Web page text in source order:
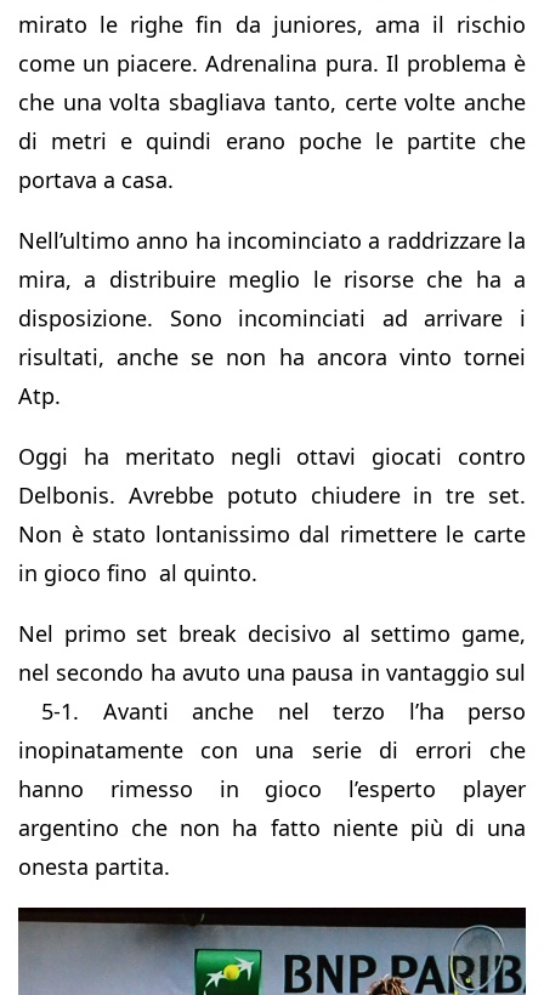
mirato le righe fin da juniores, ama il rischio
come un piacere. Adrenalina pura. Il problema è
che una volta sbagliava tanto, certe volte anche
di metri e quindi erano poche le partite che
portava a casa.
Nell’ultimo anno ha incominciato a raddrizzare la
mira, a distribuire meglio le risorse che ha a
disposizione. Sono incominciati ad arrivare i
risultati, anche se non ha ancora vinto tornei
Atp.
Oggi ha meritato negli ottavi giocati contro
Delbonis. Avrebbe potuto chiudere in tre set.
Non è stato lontanissimo dal rimettere le carte
in gioco fino al quinto.
Nel primo set break decisivo al settimo game,
nel secondo ha avuto una pausa in vantaggio sul
5-1. Avanti anche nel terzo l’ha perso
inopinatamente con una serie di errori che
hanno rimesso in gioco l’esperto player
argentino che non ha fatto niente più di una
onesta partita.